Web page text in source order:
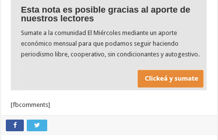
Esta nota es posible gracias al aporte de
nuestros lectores
Sumate a la comunidad El Miércoles mediante un aporte
económico mensual para que podamos seguir haciendo
periodismo libre, cooperativo, sin condicionantes y autogestivo.
[fbcomments]